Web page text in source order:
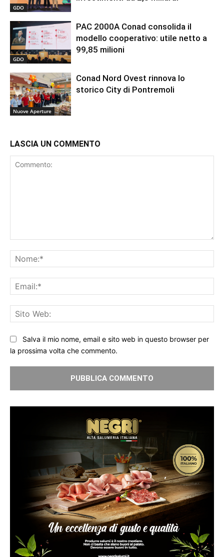
GDO
GDO
PAC 2000A Conad consolida il
modello cooperativo: utile netto a
99,85 milioni
Nuove Aperture
Conad Nord Ovest rinnova lo
storico City di Pontremoli
LASCIA UN COMMENTO
Salva il mio nome, email e sito web in questo browser per
la prossima volta che commento.